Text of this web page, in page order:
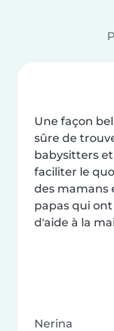
Une façon
sûre de
babysitters
faciliter le
des mamans
papas qui
d'aide à la
Nerina